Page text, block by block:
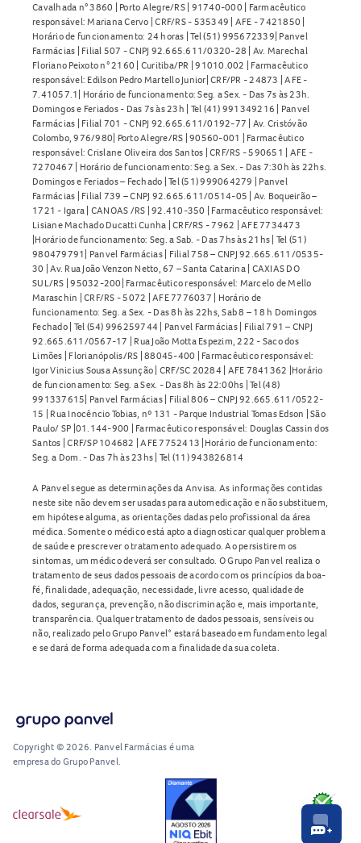
Cavalhada n° 3860 | Porto Alegre/RS | 91740-000 | Farmacêutico
responsável: Mariana Cervo | CRF/RS - 535349 | AFE - 7421850 |
Horário de funcionamento: 24 horas | Tel (51) 995672339| Panvel
Farmácias | Filial 507 - CNPJ 92.665.611/0320-28 | Av. Marechal
Floriano Peixoto n° 2160 | Curitiba/PR | 91010.002 | Farmacêutico
responsável: Edilson Pedro Martello Junior| CRF/PR - 24873 | AFE -
7.41057.1| Horário de funcionamento: Seg. a Sex. - Das 7s às 23h.
Domingos e Feriados - Das 7s às 23h | Tel (41) 991349216 | Panvel
Farmácias | Filial 701 - CNPJ 92.665.611/0192-77 | Av. Cristóvão
Colombo, 976/980| Porto Alegre/RS | 90560-001 | Farmacêutico
responsável: Crislane Oliveira dos Santos | CRF/RS - 590651 | AFE -
7270467 | Horário de funcionamento: Seg. a Sex. - Das 7:30h às 22hs.
Domingos e Feriados – Fechado | Tel (51) 999064279 | Panvel
Farmácias | Filial 739 – CNPJ 92.665.611/0514-05 | Av. Boqueirão –
1721 - Igara | CANOAS /RS | 92.410-350 | Farmacêutico responsável:
Lisiane Machado Ducatti Cunha | CRF/RS - 7962 | AFE 7734473
|Horário de funcionamento: Seg. a Sab. - Das 7hs às 21hs | Tel (51)
980479791| Panvel Farmácias | Filial 758 – CNPJ 92.665.611/0535-
30 | Av. Rua João Venzon Netto, 67 – Santa Catarina | CAXIAS DO
SUL/RS | 95032-200| Farmacêutico responsável: Marcelo de Mello
Maraschin | CRF/RS - 5072 | AFE 7776037 | Horário de
funcionamento: Seg. a Sex. - Das 8h às 22hs, Sab 8 – 18 h Domingos
Fechado | Tel (54) 996259744 | Panvel Farmácias | Filial 791 – CNPJ
92.665.611/0567-17 | Rua João Motta Espezim, 222 - Saco dos
Limões | Florianópolis/RS | 88045-400 | Farmacêutico responsável:
Igor Vinicius Sousa Assunção | CRF/SC 20284 | AFE 7841362 |Horário
de funcionamento: Seg. a Sex. - Das 8h às 22:00hs | Tel (48)
991337615| Panvel Farmácias | Filial 806 – CNPJ 92.665.611/0522-
15 | Rua Inocêncio Tobias, nº 131 - Parque Industrial Tomas Edson | São
Paulo/ SP |01.144-900 | Farmacêutico responsável: Douglas Cassin dos
Santos | CRF/SP 104682 | AFE 7752413 |Horário de funcionamento:
Seg. a Dom. - Das 7h às 23hs | Tel (11) 943826814
A Panvel segue as determinações da Anvisa. As informações contidas
neste site não devem ser usadas para automedicação e não substituem,
em hipótese alguma, as orientações dadas pelo profissional da área
médica. Somente o médico está apto a diagnosticar qualquer problema
de saúde e prescrever o tratamento adequado. Ao persistirem os
sintomas, um médico deverá ser consultado. O Grupo Panvel realiza o
tratamento de seus dados pessoais de acordo com os princípios da boa-
fé, finalidade, adequação, necessidade, livre acesso, qualidade de
dados, segurança, prevenção, não discriminação e, mais importante,
transparência. Qualquer tratamento de dados pessoais, sensíveis ou
não, realizado pelo Grupo Panvel* estará baseado em fundamento legal
e se dará de forma adequada com a finalidade da sua coleta.
Copyright © 2026. Panvel Farmácias é uma
empresa do Grupo Panvel.
RA1000